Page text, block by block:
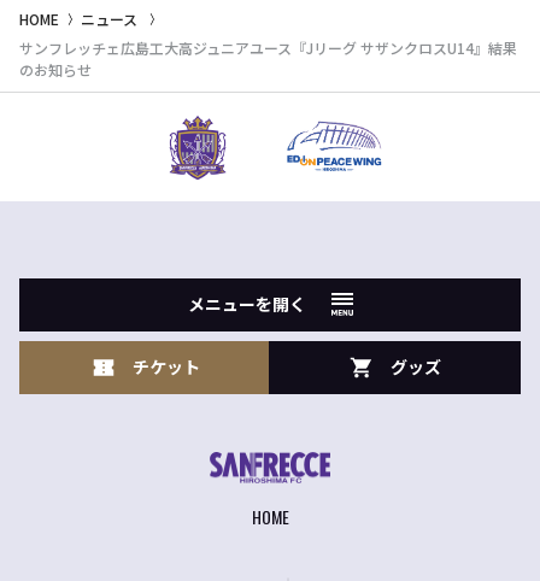
HOME
ニュース
サンフレッチェ広島工大高ジュニアユース『Jリーグ サザンクロスU14』結果
のお知らせ
メニューを開く
チケット グッズ
HOME